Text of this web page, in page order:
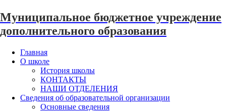
Муниципальное бюджетное учреждение
дополнительного образования
Главная
О школе
История школы
КОНТАКТЫ
НАШИ ОТДЕЛЕНИЯ
Сведения об образовательной организации
Основные сведения